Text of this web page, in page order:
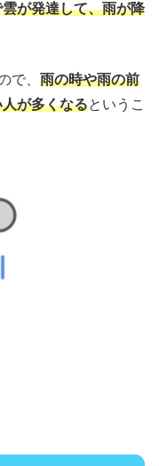
雲が発達して、雨が降
で、 雨の時や雨の前
が多くなるというこ